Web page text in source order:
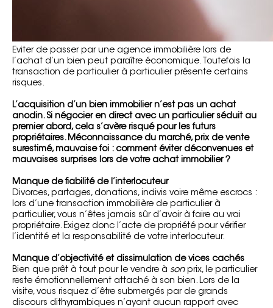
Eviter de passer par une agence immobilière lors de
l’achat d’un bien peut paraître économique. Toutefois la
transaction de particulier à particulier présente certains
risques.
L’acquisition d’un bien immobilier n’est pas un achat
anodin. Si négocier en direct avec un particulier séduit au
premier abord, cela s’avère risqué pour les futurs
propriétaires. Méconnaissance du marché, prix de vente
surestimé, mauvaise foi : comment éviter déconvenues et
mauvaises surprises lors de votre achat immobilier ?
Manque de fiabilité de l’interlocuteur
Divorces, partages, donations, indivis voire même escrocs :
lors d’une transaction immobilière de particulier à
particulier, vous n’êtes jamais sûr d’avoir à faire au vrai
propriétaire. Exigez donc l’acte de propriété pour vérifier
l’identité et la responsabilité de votre interlocuteur.
Manque d’objectivité et dissimulation de vices cachés
Bien que prêt à tout pour le vendre à sonprix, le particulier
reste émotionnellement attaché à son bien. Lors de la
visite, vous risquez d’être submergés par de grands
discours dithyrambiques n’ayant aucun rapport avec